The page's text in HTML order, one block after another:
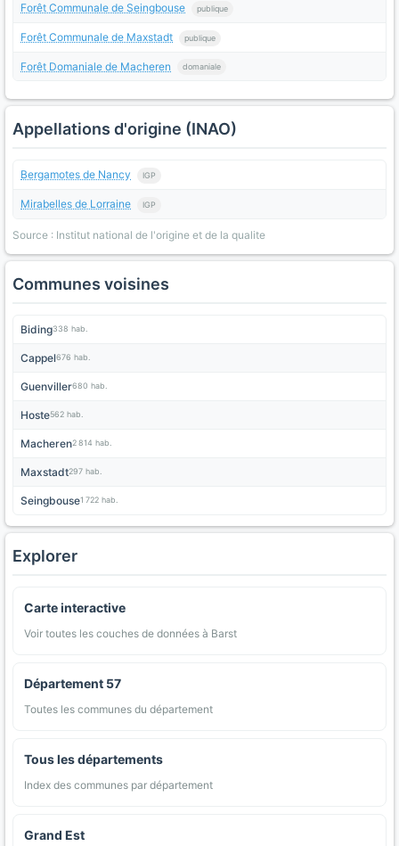
Forêt Communale de Seingbouse publique
Forêt Communale de Maxstadt publique
Forêt Domaniale de Macheren domaniale
Appellations d'origine (INAO)
Bergamotes de Nancy IGP
Mirabelles de Lorraine IGP
Source : Institut national de l'origine et de la qualite
Communes voisines
Biding338 hab.
Cappel676 hab.
Guenviller680 hab.
Hoste562 hab.
Macheren2 814 hab.
Maxstadt297 hab.
Seingbouse1 722 hab.
Explorer
Carte interactive
Voir toutes les couches de données à Barst
Département 57
Toutes les communes du département
Tous les départements
Index des communes par département
Grand Est